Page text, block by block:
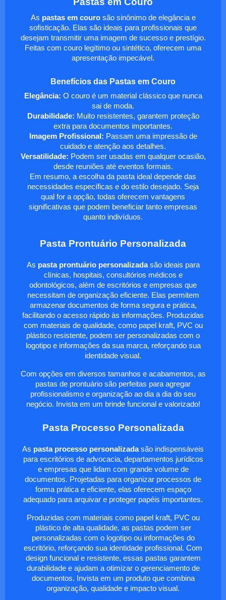
As pastas em courosão sinônimo de elegância e
sofisticação. Elas são ideais para profissionais que
desejam transmitir uma imagem de sucesso e prestígio.
Feitas com couro legítimo ou sintético, oferecem uma
apresentação impecável.
Benefícios das Pastas em Couro
Elegância: O couro é um material clássico que nunca
sai de moda.
Durabilidade: Muito resistentes, garantem proteção
extra para documentos importantes.
Imagem Profissional: Passam uma impressão de
cuidado e atenção aos detalhes.
Versatilidade: Podem ser usadas em qualquer ocasião,
desde reuniões até eventos formais.
Em resumo, a escolha da pasta ideal depende das
necessidades específicas e do estilo desejado. Seja
qual for a opção, todas oferecem vantagens
significativas que podem beneficiar tanto empresas
quanto indivíduos.
Pasta Prontuário Personalizada
As pasta prontuário personalizadasão ideais para
clínicas, hospitais, consultórios médicos e
odontológicos, além de escritórios e empresas que
necessitam de organização eficiente. Elas permitem
armazenar documentos de forma segura e prática,
facilitando o acesso rápido às informações. Produzidas
com materiais de qualidade, como papel kraft, PVC ou
plástico resistente, podem ser personalizadas com o
logotipo e informações da sua marca, reforçando sua
identidade visual.
Com opções em diversos tamanhos e acabamentos, as
pastas de prontuário são perfeitas para agregar
profissionalismo e organização ao dia a dia do seu
negócio. Invista em um brinde funcional e valorizado!
Pasta Processo Personalizada
As pasta processo personalizadasão indispensáveis
para escritórios de advocacia, departamentos jurídicos
e empresas que lidam com grande volume de
documentos. Projetadas para organizar processos de
forma prática e eficiente, elas oferecem espaço
adequado para arquivar e proteger papéis importantes.
Produzidas com materiais como papel kraft, PVC ou
plástico de alta qualidade, as pastas podem ser
personalizadas com o logotipo ou informações do
escritório, reforçando sua identidade profissional. Com
design funcional e resistente, essas pastas garantem
durabilidade e ajudam a otimizar o gerenciamento de
documentos. Invista em um produto que combina
organização, qualidade e impacto visual.